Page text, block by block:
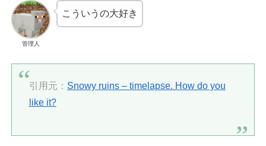
管理人
こういうの大好き
引用元： Snowy ruins – timelapse. How do you
like it?